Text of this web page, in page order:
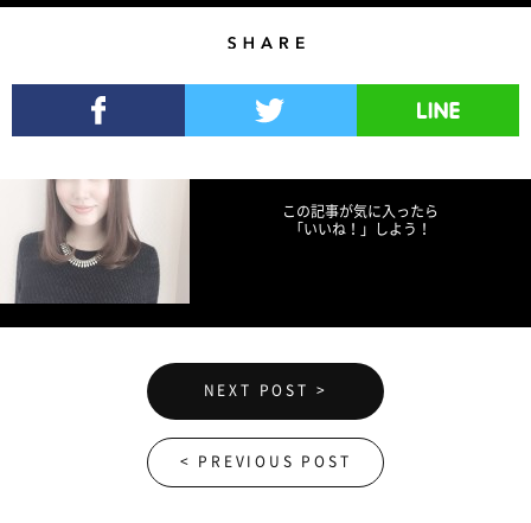
この記事が気に入ったら
「いいね！」しよう！
NEXT POST >
< PREVIOUS POST